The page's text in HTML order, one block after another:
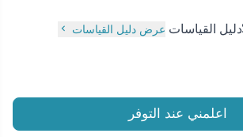
دليل القياسات عرض دليل القياسات
اعلمني عند التوفر